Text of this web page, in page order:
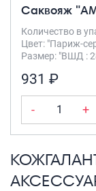
Саквояж
Количество в
Цвет: "Париж-
Размер: "ВШД :
931 ₽
- +